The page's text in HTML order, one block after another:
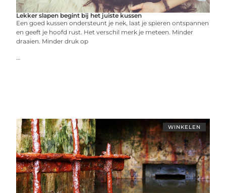
Lekker slapen begint bij het juiste kussen
Een goed kussen ondersteunt je nek, laat je spieren ontspannen
en geeft je hoofd rust. Het verschil merk je meteen. Minder
draaien. Minder druk op
...
WINKELEN